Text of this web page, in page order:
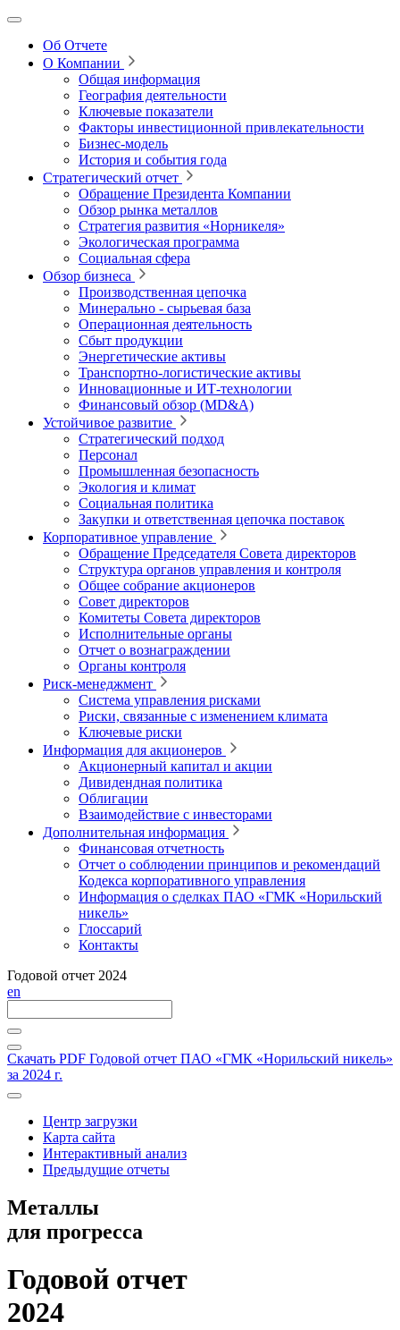
Об Отчете
О Компании
Общая информация
География деятельности
Ключевые показатели
Факторы инвестиционной привлекательности
Бизнес-модель
История и события года
Стратегический отчет
Обращение Президента Компании
Обзор рынка металлов
Стратегия развития «Норникеля»
Экологическая программа
Социальная сфера
Обзор бизнеса
Производственная цепочка
Минерально ‑ сырьевая база
Операционная деятельность
Сбыт продукции
Энергетические активы
Транспортно-логистические активы
Инновационные и ИТ‑технологии
Финансовый обзор (MD&A)
Устойчивое развитие
Стратегический подход
Персонал
Промышленная безопасность
Экология и климат
Социальная политика
Закупки и ответственная цепочка поставок
Корпоративное управление
Обращение Председателя Совета директоров
Структура органов управления и контроля
Общее собрание акционеров
Совет директоров
Комитеты Совета директоров
Исполнительные органы
Отчет о вознаграждении
Органы контроля
Риск-менеджмент
Система управления рисками
Риски, связанные с изменением климата
Ключевые риски
Информация для акционеров
Акционерный капитал и акции
Дивидендная политика
Облигации
Взаимодействие с инвесторами
Дополнительная информация
Финансовая отчетность
Отчет о соблюдении принципов и рекомендаций
Кодекса корпоративного управления
Информация о сделках ПАО «ГМК «Норильский
никель»
Глоссарий
Контакты
Годовой отчет 2024
en
Скачать PDF Годовой отчет ПАО «ГМК «Норильский никель»
за 2024 г.
Центр загрузки
Карта сайта
Интерактивный анализ
Предыдущие отчеты
Металлы
для прогресса
Годовой отчет
2024